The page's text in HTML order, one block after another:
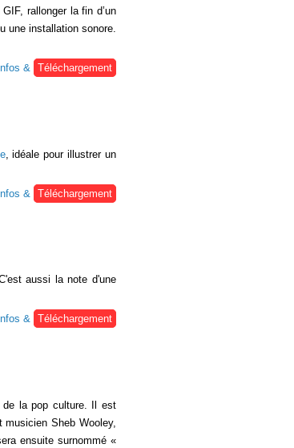
rallonger la fin d’un
une installation sonore.
&
Téléchargement
, idéale pour illustrer un
&
Téléchargement
aussi la note d'une
& Téléchargement
de la pop culture. Il est
musicien Sheb Wooley,
ensuite surnommé «